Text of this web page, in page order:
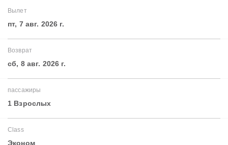
Вылет
пт, 7 авг. 2026 г.
Возврат
сб, 8 авг. 2026 г.
пассажиры
1 Взрослых
Class
Эконом